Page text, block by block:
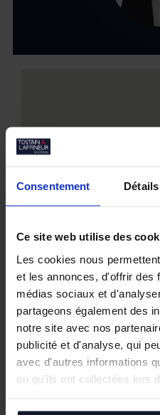
Consentement Détails
Ce site web utilise des
Les cookies nous
et les annonces, d'offrir des
médias sociaux et
partageons également des
notre site avec nos
publicité et d'analyse, qui
avec d'autres informations
ou qu'ils ont collectées lors
Nos biens